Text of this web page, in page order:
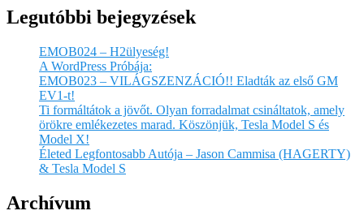
Legutóbbi bejegyzések
EMOB024 – H2ülyeség!
A WordPress Próbája:
EMOB023 – VILÁGSZENZÁCIÓ!! Eladták az első GM
EV1-t!
Ti formáltátok a jövőt. Olyan forradalmat csináltatok, amely
örökre emlékezetes marad. Köszönjük, Tesla Model S és
Model X!
Életed Legfontosabb Autója – Jason Cammisa (HAGERTY)
& Tesla Model S
Archívum